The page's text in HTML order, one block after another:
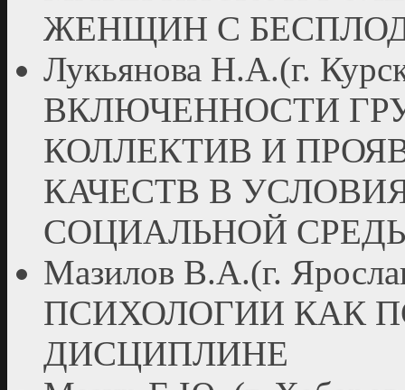
ЖЕНЩИН С
Лукьянова Н.А.(г.
ВКЛЮЧЕННОСТИ
КОЛЛЕКТИВ И
КАЧЕСТВ В
СОЦИАЛЬНОЙ
Мазилов В.А.(г.
ПСИХОЛОГИИ КАК
ДИСЦИПЛИНЕ